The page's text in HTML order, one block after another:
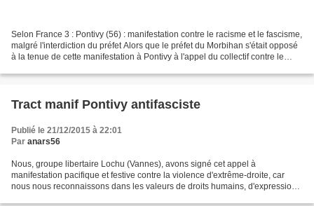
Selon France 3 : Pontivy (56) : manifestation contre le racisme et le fascisme,
malgré l'interdiction du préfet Alors que le préfet du Morbihan s'était opposé
à la tenue de cette manifestation à Pontivy à l'appel du collectif contre le
Tract manif Pontivy antifasciste
Publié le 21/12/2015 à 22:01
Par anars56
Nous, groupe libertaire Lochu (Vannes), avons signé cet appel à
manifestation pacifique et festive contre la violence d'extrême-droite, car
nous nous reconnaissons dans les valeurs de droits humains, d'expression,